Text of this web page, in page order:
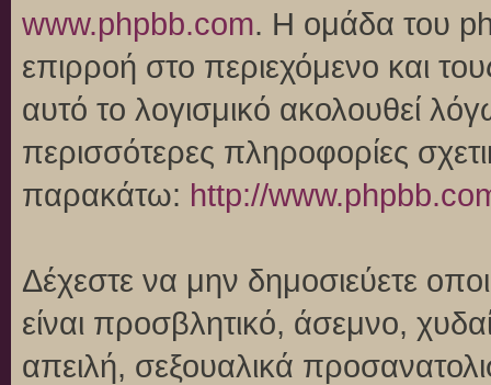
www.phpbb.com. Η ομάδα του
επιρροή στο περιεχόμενο και
αυτό το λογισμικό ακολουθεί
περισσότερες πληροφορίες
παρακάτω: http://
Δέχεστε να μην δημοσιεύετε
είναι προσβλητικό, άσεμνο,
απειλή, σεξουαλικά